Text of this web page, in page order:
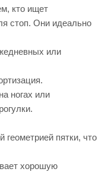
кто ищет
стоп. Они идеально
или
ногах или
пятки, что
хорошую